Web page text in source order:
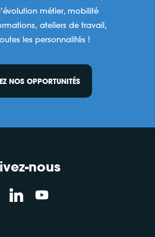
métier, mobilité
ateliers de travail,
les personnalités !
NOS OPPORTUNITÉS
nous